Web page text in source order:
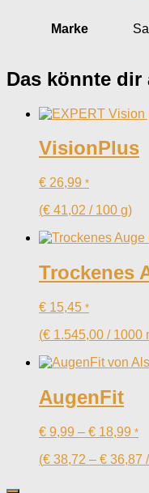
Marke
Das könnte
VisionPlus
€ 26,99 *
(€ 41,02 / 100 g)
Trockenes
€ 15,45 *
(€ 1.545,00 / 1000
AugenFit
€ 9,99 – € 18,99 *
(€ 38,72 – € 36,87 /